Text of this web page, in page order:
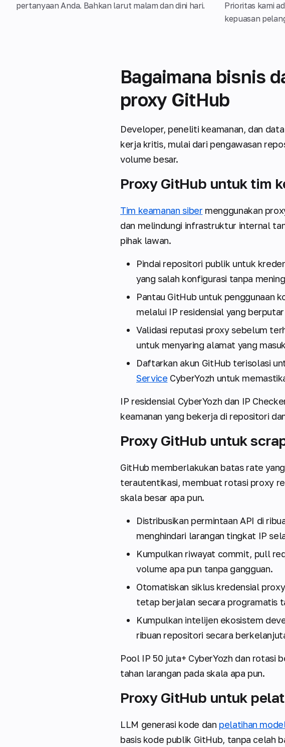
pertanyaan Anda. Bahkan larut malam dan dini hari.
Prioritas kami
kepuasan
Bagaimana bisnis
proxy GitHub
Developer, peneliti keamanan, dan
kerja kritis, mulai dari pengawasan
volume besar.
Proxy GitHub untuk tim
Tim keamanan siber menggunakan
dan melindungi infrastruktur internal
pihak lawan.
Pindai repositori publik untuk
yang salah konfigurasi tanpa
Pantau GitHub untuk penggunaan
melalui IP residensial yang
Validasi reputasi proxy sebelum
untuk menyaring alamat yang
Daftarkan akun GitHub terisolasi
Service CyberYozh untuk
IP residensial CyberYozh dan IP
keamanan yang bekerja di repositori
Proxy GitHub untuk
GitHub memberlakukan batas rate
terautentikasi, membuat rotasi proxy
skala besar apa pun.
Distribusikan permintaan API di
menghindari larangan tingkat IP
Kumpulkan riwayat commit, pull
volume apa pun tanpa gangguan.
Otomatiskan siklus kredensial
tetap berjalan secara programatis
Kumpulkan intelijen ekosistem
ribuan repositori secara
Pool IP 50 juta+ CyberYozh dan rotasi
tahan larangan pada skala apa pun.
Proxy GitHub untuk
LLM generasi kode dan pelatihan
basis kode publik GitHub, tanpa celah